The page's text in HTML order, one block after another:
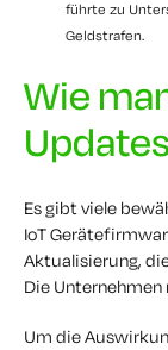
führte zu
Geldstrafen.
Wie
Es gibt viele
IoT
Aktualisierung,
Die
Um die